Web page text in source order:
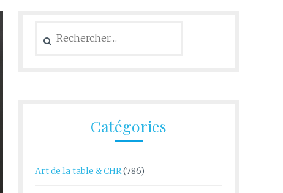
Catégories
Art de la table & CHR(786)